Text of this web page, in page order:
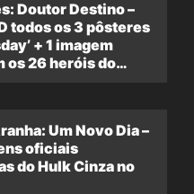
Doutor Destino –
todos os 3 pôsteres
+ 1 imagem
os 26 heróis do
Um Novo Dia –
oficiais
do Hulk Cinza no